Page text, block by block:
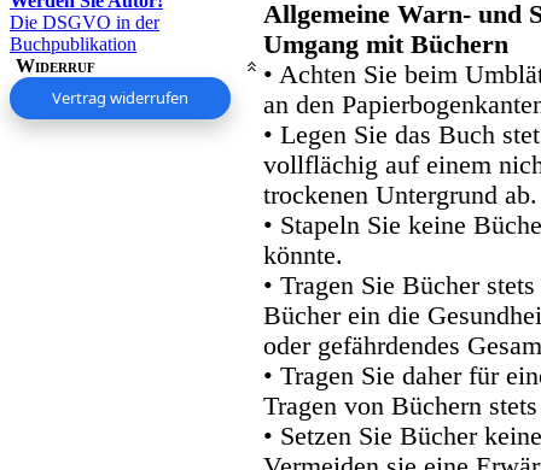
Die DSGVO in der
Buchpublikation
Widerruf
Vertrag widerrufen
Allgemeine Warn- und
Umgang mit Büchern
• Achten Sie beim
an den
• Legen Sie das Buch
vollflächig auf einem
trockenen Untergrund ab.
• Stapeln Sie keine
könnte.
• Tragen Sie Bücher
Bücher ein die
oder gefährdendes
• Tragen Sie daher für
Tragen von Büchern
• Setzen Sie Bücher